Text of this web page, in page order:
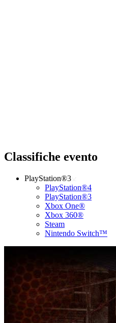
Classifiche evento
PlayStation®3
PlayStation®4
PlayStation®3
Xbox One®
Xbox 360®
Steam
Nintendo Switch™